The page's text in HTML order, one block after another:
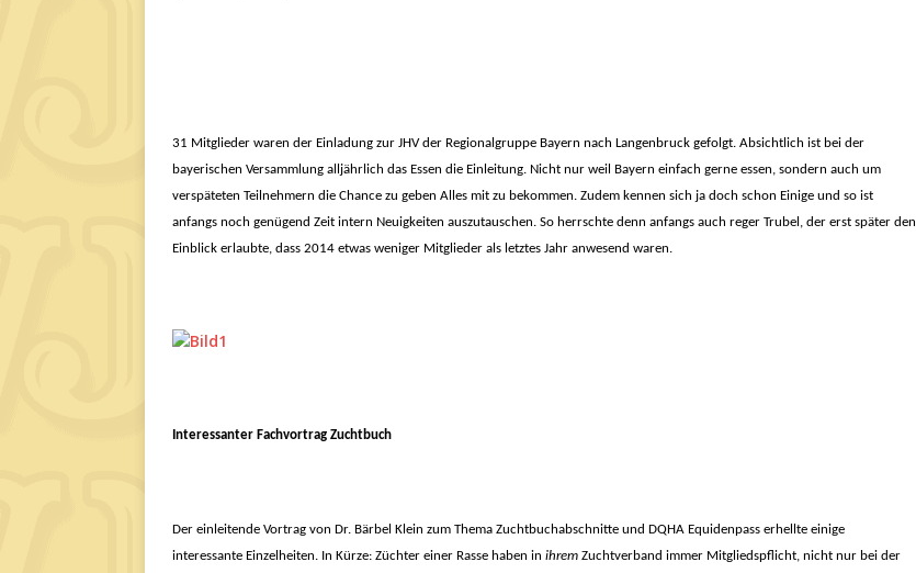
31 Mitglieder waren der Einladung zur JHV der Regionalgruppe Bayern nach Langenbruck gefolgt. Absichtlich ist bei der
bayerischen Versammlung alljährlich das Essen die Einleitung. Nicht nur weil Bayern einfach gerne essen, sondern auch um
verspäteten Teilnehmern die Chance zu geben Alles mit zu bekommen. Zudem kennen sich ja doch schon Einige und so ist
anfangs noch genügend Zeit intern Neuigkeiten auszutauschen. So herrschte denn anfangs auch reger Trubel, der erst später den
Einblick erlaubte, dass 2014 etwas weniger Mitglieder als letztes Jahr anwesend waren.
Interessanter Fachvortrag Zuchtbuch
Der einleitende Vortrag von Dr. Bärbel Klein zum Thema Zuchtbuchabschnitte und DQHA Equidenpass erhellte einige
interessante Einzelheiten. In Kürze: Züchter einer Rasse haben in ihrem Zuchtverband immer Mitgliedspflicht, nicht nur bei der